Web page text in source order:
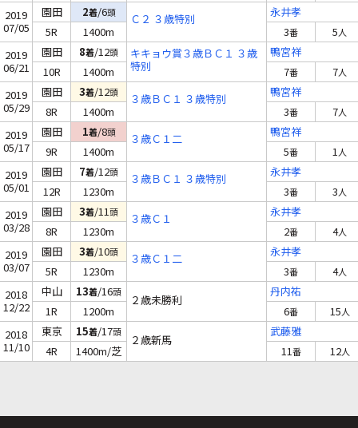
2019
07/05
園田 2着/6頭 Ｃ２ ３歳特別
永井孝
5R
1400m 3番 5人
2019
06/21
園田 8着/12頭
キキョウ賞３歳ＢＣ１ ３歳
特別
鴨宮祥
10R
1400m 7番 7人
2019
05/29
園田 3着/12頭 ３歳ＢＣ１ ３歳特別
鴨宮祥
8R
1400m 3番 7人
2019
05/17
園田 1着/8頭 ３歳Ｃ１二
鴨宮祥
9R
1400m 5番 1人
2019
05/01
園田 7着/12頭 ３歳ＢＣ１ ３歳特別
永井孝
12R
1230m 3番 3人
2019
03/28
園田 3着/11頭 ３歳Ｃ１
永井孝
8R
1230m 2番 4人
2019
03/07
園田 3着/10頭 ３歳Ｃ１二
永井孝
5R
1230m 3番 4人
2018
12/22
中山 13着/16頭
２歳未勝利
丹内祐
1R
1200m 6番 15人
2018
11/10
東京 15着/17頭
２歳新馬
武藤雅
4R
1400m/芝 11番 12人